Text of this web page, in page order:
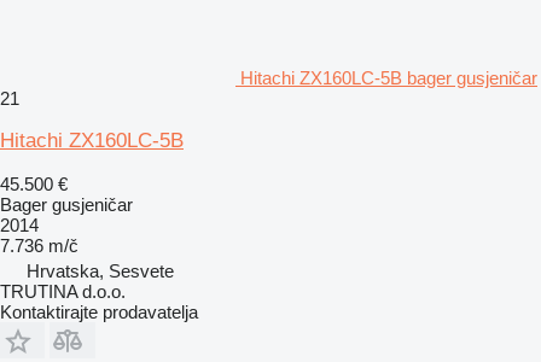
Hitachi ZX160LC-5B bager gusjeničar
21
Hitachi ZX160LC-5B
45.500 €
Bager gusjeničar
2014
7.736 m/č
Hrvatska, Sesvete
TRUTINA d.o.o.
Kontaktirajte prodavatelja